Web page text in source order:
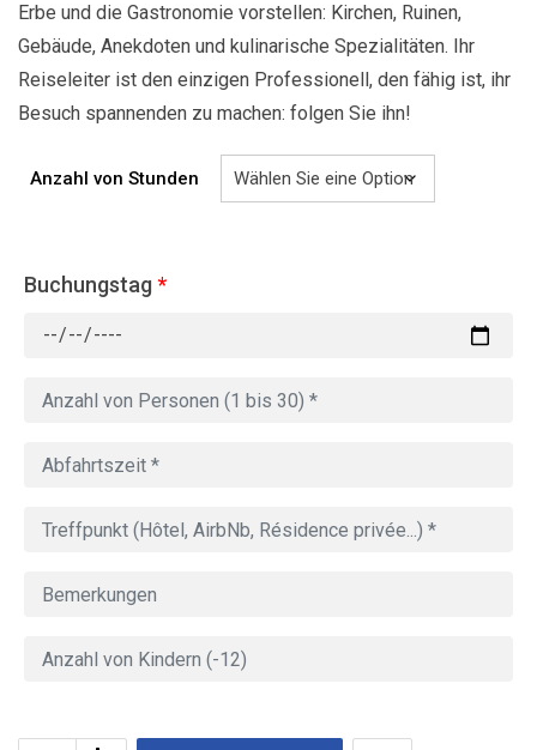
Erbe und die Gastronomie vorstellen: Kirchen, Ruinen,
Gebäude, Anekdoten und kulinarische Spezialitäten. Ihr
Reiseleiter ist den einzigen Professionell, den fähig ist, ihr
Besuch spannenden zu machen: folgen Sie ihn!
Anzahl von Stunden
Buchungstag*